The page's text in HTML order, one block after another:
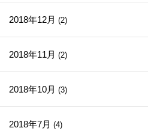
2018年12月 (2)
2018年11月 (2)
2018年10月 (3)
2018年7月 (4)